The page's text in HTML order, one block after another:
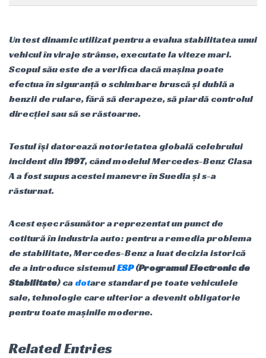
Un test dinamic utilizat pentru a evalua stabilitatea unui
vehicul în viraje strânse, executate la viteze mari.
Scopul său este de a verifica dacă mașina poate
efectua în siguranță o schimbare bruscă și dublă a
benzii de rulare, fără să derapeze, să piardă controlul
direcției sau să se răstoarne.
Testul își datorează notorietatea globală celebrului
incident din1997, când modelul Mercedes-Benz Clasa
A a fost supus acestei manevre în Suedia și s-a
răsturnat.
Acest eșec răsunător a reprezentat un punct de
cotitură în industria auto: pentru a remedia problema
de stabilitate, Mercedes-Benz a luat decizia istorică
de a introduce sistemulESP(Programul Electronic de
Stabilitate)cadotare standard pe toate vehiculele
sale, tehnologie care ulterior a devenit obligatorie
pentru toate mașinile moderne.
Related Entries